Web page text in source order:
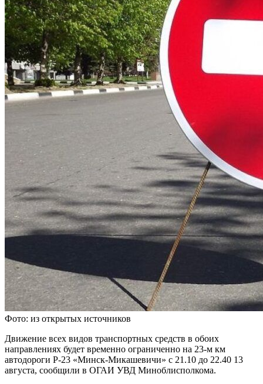
Фото: из открытых источников
Движение всех видов транспортных средств в обоих
направлениях будет временно ограниченно на 23-м км
автодороги Р-23 «Минск-Микашевичи» с 21.10 до 22.40 13
августа, сообщили в ОГАИ УВД Миноблисполкома.